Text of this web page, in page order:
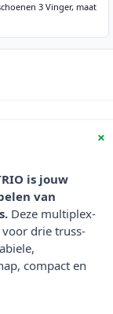
3 Vinger, maat
+
is jouw
van
Deze multiplex-
drie truss-
compact en